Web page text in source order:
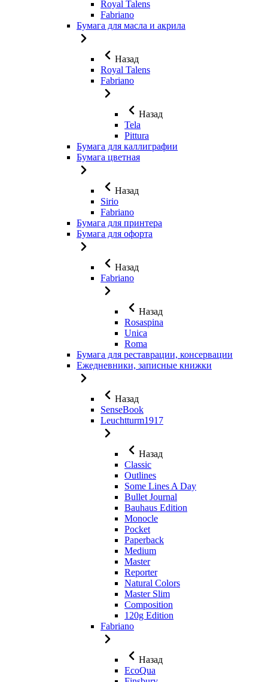
Royal Talens
Fabriano
Бумага для масла и акрила
Назад
Royal Talens
Fabriano
Назад
Tela
Pittura
Бумага для каллиграфии
Бумага цветная
Назад
Sirio
Fabriano
Бумага для принтера
Бумага для офорта
Назад
Fabriano
Назад
Rosaspina
Unica
Roma
Бумага для реставрации, консервации
Ежедневники, записные книжки
Назад
SenseBook
Leuchtturm1917
Назад
Classic
Outlines
Some Lines A Day
Bullet Journal
Bauhaus Edition
Monocle
Pocket
Paperback
Medium
Master
Reporter
Natural Colors
Master Slim
Composition
120g Edition
Fabriano
Назад
EcoQua